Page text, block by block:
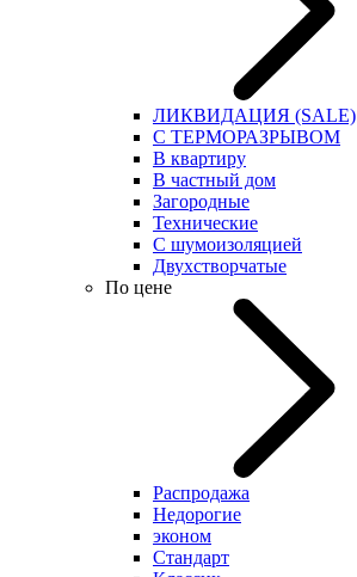
ЛИКВИДАЦИЯ (SALE)
С ТЕРМОРАЗРЫВОМ
В квартиру
В частный дом
Загородные
Технические
С шумоизоляцией
Двухстворчатые
По цене
Распродажа
Недорогие
эконом
Стандарт